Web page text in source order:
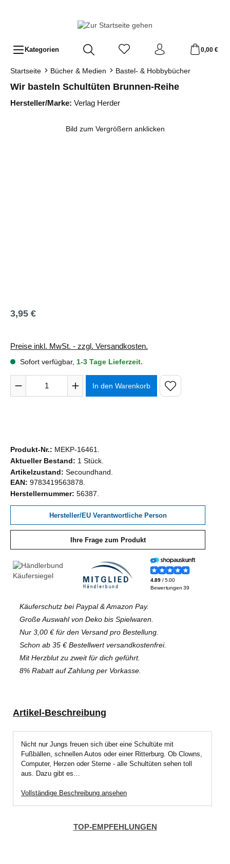
Kategorien 0,00 €
Startseite Bücher & Medien Bastel- & Hobbybücher
Wir basteln Schultüten Brunnen-Reihe
Hersteller/Marke: Verlag Herder
Bild zum Vergrößern anklicken
Regulärer Preis:
3,95 €
Preise inkl. MwSt. - zzgl. Versandkosten.
Sofort verfügbar, 1-3 Tage Lieferzeit.
Produkt Anzahl: Gib den gewünschten Wert ein oder
In den Warenkorb
Produkt-Nr.: MEKP-16461
Aktueller Bestand: 1 Stück
Artikelzustand: Secoundhand
EAN: 9783419563878
Herstellernummer: 56387
Hersteller/EU Verantwortliche Person
Ihre Frage zum Produkt
Käuferschutz bei Paypal & Amazon Pay.
Große Auswahl von Deko bis Spielwaren.
Nur 3,00 € für den Versand pro Bestellung.
Schon ab 35 € Bestellwert versandkostenfrei.
Mit Herzblut zu zweit für dich geführt.
8% Rabatt auf Zahlung per Vorkasse.
Artikel-Beschreibung
Nicht nur Jungs freuen sich über eine Schultüte mit
Fußbällen, schnellen Autos oder einer Ritterburg. Ob Clowns,
Computer, Herzen oder Sterne - alle Schultüten sehen toll
aus. Dazu gibt es…
Vollständige Beschreibung ansehen
TOP-EMPFEHLUNGEN